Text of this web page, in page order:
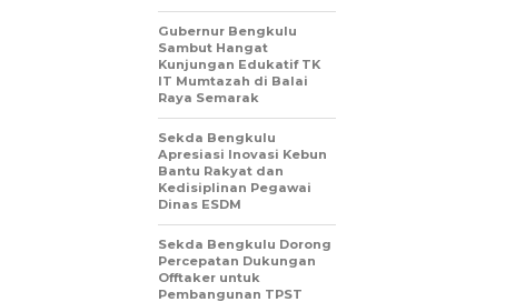
Gubernur Bengkulu
Sambut Hangat
Kunjungan Edukatif TK
IT Mumtazah di Balai
Raya Semarak
Sekda Bengkulu
Apresiasi Inovasi Kebun
Bantu Rakyat dan
Kedisiplinan Pegawai
Dinas ESDM
Sekda Bengkulu Dorong
Percepatan Dukungan
Offtaker untuk
Pembangunan TPST